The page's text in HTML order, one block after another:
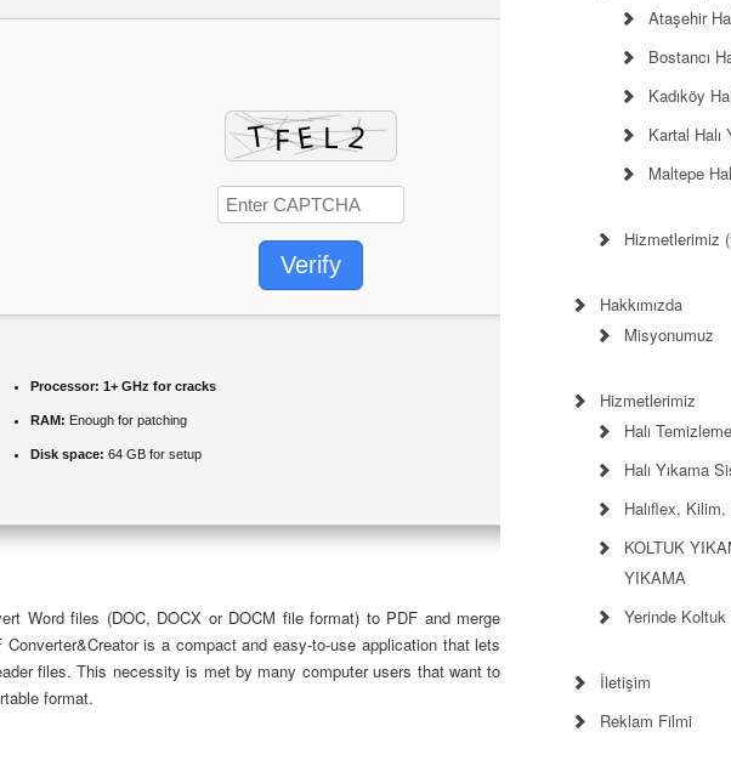
Verify
Processor: 1+ GHz for cracks
RAM: Enough for patching
Disk space: 64 GB for setup
Word files (DOC, DOCX or DOCM file format) to PDF and merge
is a compact and easy-to-use application that lets
files. This necessity is met by many computer users that want to
format.
Ataşehir
Bostancı
Kadıköy
Kartal Halı
Maltepe
Hizmetlerimiz
Hakkımızda
Misyonumuz
Hizmetlerimiz
Halı
Halı Yıkama
Halıflex, Kilim,
KOLTUK
YIKAMA
Yerinde Koltuk
İletişim
Reklam Filmi